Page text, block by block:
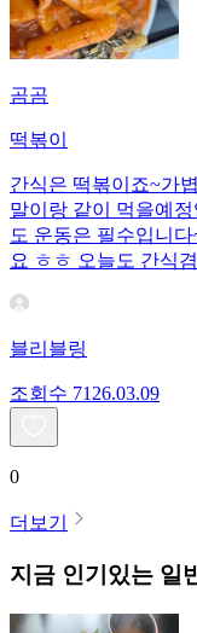
곰곰
떡볶이
간식은 떡볶이죠~가
말이랑 같이 먹을예
도 운동은 필수입니
요 ㅎㅎ 오늘도 간식
블리블링
조회수 71 26.03.09
0
더보기
지금 인기있는 일